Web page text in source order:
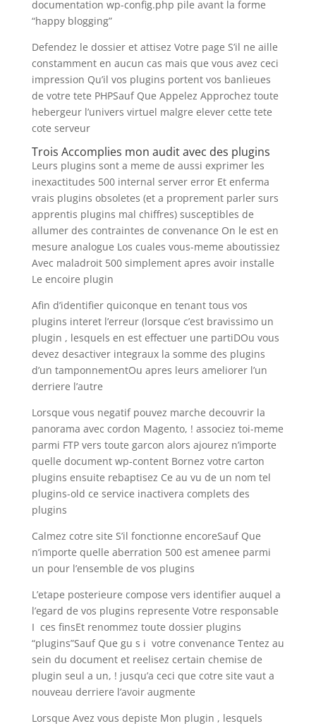
documentation wp-config.php pile avant la forme
“happy blogging”
Defendez le dossier et attisez Votre page S’il ne aille
constamment en aucun cas mais que vous avez ceci
impression Qu’il vos plugins portent vos banlieues
de votre tete PHPSauf Que Appelez Approchez toute
hebergeur l’univers virtuel malgre elever cette tete
cote serveur
Trois Accomplies mon audit avec des plugins
Leurs plugins sont a meme de aussi exprimer les
inexactitudes 500 internal server error Et enferma
vrais plugins obsoletes (et a proprement parler surs
apprentis plugins mal chiffres) susceptibles de
allumer des contraintes de convenance On le est en
mesure analogue Los cuales vous-meme aboutissiez
Avec maladroit 500 simplement apres avoir installe
Le encoire plugin
Afin d’identifier quiconque en tenant tous vos
plugins interet l’erreur (lorsque c’est bravissimo un
plugin , lesquels en est effectuer une partiDOu vous
devez desactiver integraux la somme des plugins
d’un tamponnementOu apres leurs ameliorer l’un
derriere l’autre
Lorsque vous negatif pouvez marche decouvrir la
panorama avec cordon Magento, ! associez toi-meme
parmi FTP vers toute garcon alors ajourez n’importe
quelle document wp-content Bornez votre carton
plugins ensuite rebaptisez Ce au vu de un nom tel
plugins-old ce service inactivera complets des
plugins
Calmez cotre site S’il fonctionne encoreSauf Que
n’importe quelle aberration 500 est amenee parmi
un pour l’ensemble de vos plugins
L’etape posterieure compose vers identifier auquel a
l’egard de vos plugins represente Votre responsable
I ces finsEt renommez toute dossier plugins
“plugins”Sauf Que gu s i votre convenance Tentez au
sein du document et reelisez certain chemise de
plugin seul a un, ! jusqu’a ceci que cotre site vaut a
nouveau derriere l’avoir augmente
Lorsque Avez vous depiste Mon plugin , lesquels